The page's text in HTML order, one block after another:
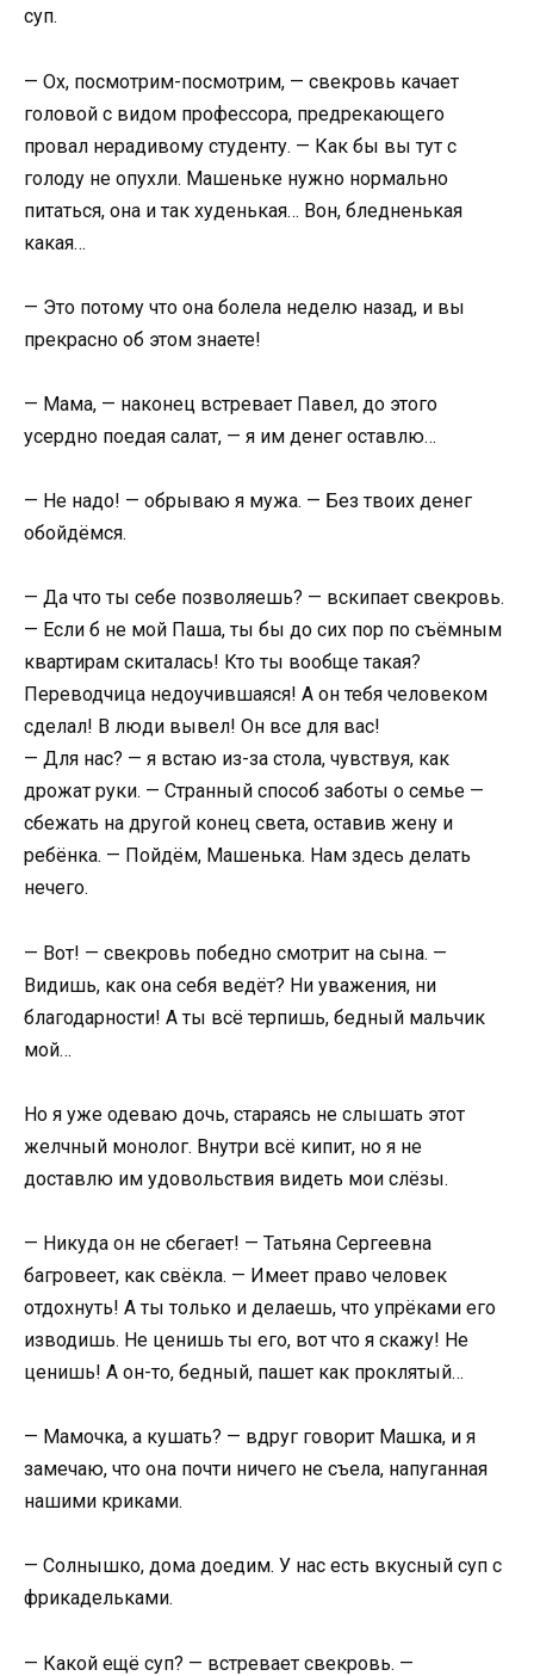
суп.
— Ох, посмотрим-посмотрим, — свекровь качает
головой с видом профессора, предрекающего
провал нерадивому студенту. — Как бы вы тут с
голоду не опухли. Машеньке нужно нормально
питаться, она и так худенькая… Вон, бледненькая
какая…
— Это потому что она болела неделю назад, и вы
прекрасно об этом знаете!
— Мама, — наконец встревает Павел, до этого
усердно поедая салат, — я им денег оставлю…
— Не надо! — обрываю я мужа. — Без твоих денег
обойдёмся.
— Да что ты себе позволяешь? — вскипает свекровь.
— Если б не мой Паша, ты бы до сих пор по съёмным
квартирам скиталась! Кто ты вообще такая?
Переводчица недоучившаяся! А он тебя человеком
сделал! В люди вывел! Он все для вас!
— Для нас? — я встаю из-за стола, чувствуя, как
дрожат руки. — Странный способ заботы о семье —
сбежать на другой конец света, оставив жену и
ребёнка. — Пойдём, Машенька. Нам здесь делать
нечего.
— Вот! — свекровь победно смотрит на сына. —
Видишь, как она себя ведёт? Ни уважения, ни
благодарности! А ты всё терпишь, бедный мальчик
мой…
Но я уже одеваю дочь, стараясь не слышать этот
желчный монолог. Внутри всё кипит, но я не
доставлю им удовольствия видеть мои слёзы.
— Никуда он не сбегает! — Татьяна Сергеевна
багровеет, как свёкла. — Имеет право человек
отдохнуть! А ты только и делаешь, что упрёками его
изводишь. Не ценишь ты его, вот что я скажу! Не
ценишь! А он-то, бедный, пашет как проклятый…
— Мамочка, а кушать? — вдруг говорит Машка, и я
замечаю, что она почти ничего не съела, напуганная
нашими криками.
— Солнышко, дома доедим. У нас есть вкусный суп с
фрикадельками.
— Какой ещё суп? — встревает свекровь. —